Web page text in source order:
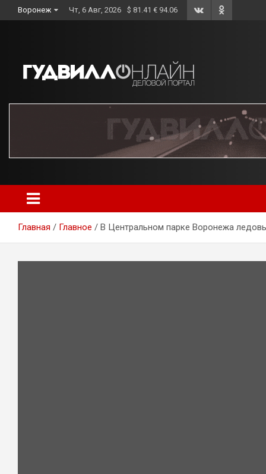
to
Воронеж Чт, 6 Авг, 2026 $ 81.41 € 94.06
Главная Главное В Центральном парке Воронежа